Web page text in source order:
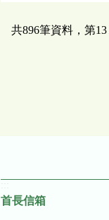
共896筆資料，第13
首長信箱